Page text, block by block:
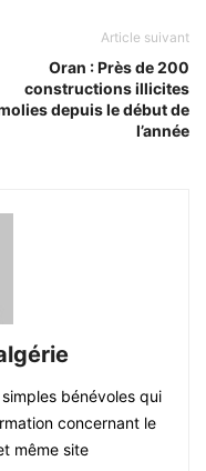
Article suivant
Oran : Près de 200
constructions illicites
depuis le début de
l’année
bénévoles qui
concernant le
même site